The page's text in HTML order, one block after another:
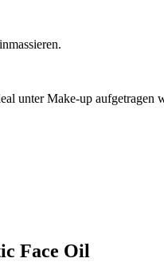
unter Make-up aufgetragen
Face Oil